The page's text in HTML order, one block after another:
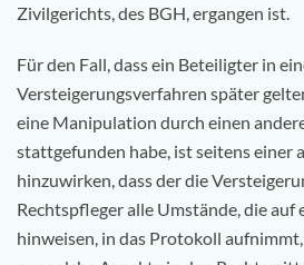
Zivilgerichts, des BGH, ergangen ist.
Für den Fall, dass ein Beteiligter in
Versteigerungsverfahren später
eine Manipulation durch einen
stattgefunden habe, ist seitens einer
hinzuwirken, dass der die
Rechtspfleger alle Umstände, die
hinweisen, in das Protokoll